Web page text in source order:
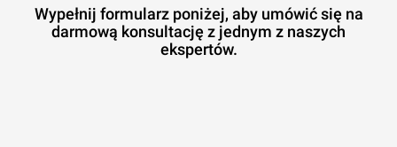
Wypełnij formularz poniżej, aby umówić się na
darmową konsultację z jednym z naszych
ekspertów.